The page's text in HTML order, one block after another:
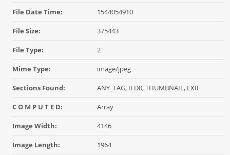
File Date Time: 1544054910
File Size: 375443
File Type: 2
Mime Type: image/jpeg
Sections Found: ANY_TAG, IFD0, THUMBNAIL, EXIF
C O M P U T E D: Array
Image Width: 4146
Image Length: 1964